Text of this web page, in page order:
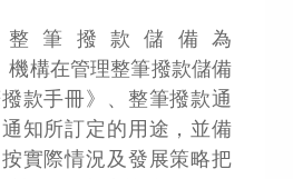
整筆撥款儲備為
機構在管理整筆撥款儲備
款手冊》、整筆撥款通
知所訂定的用途，並備
按實際情況及發展策略把